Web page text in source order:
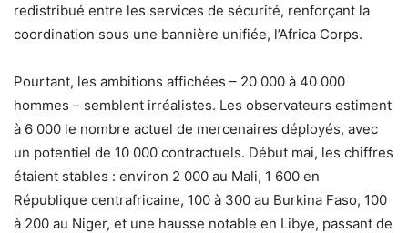
redistribué entre les services de sécurité, renforçant la
coordination sous une bannière unifiée, l’Africa Corps.
Pourtant, les ambitions affichées – 20 000 à 40 000
hommes – semblent irréalistes. Les observateurs estiment
à 6 000 le nombre actuel de mercenaires déployés, avec
un potentiel de 10 000 contractuels. Début mai, les chiffres
étaient stables : environ 2 000 au Mali, 1 600 en
République centrafricaine, 100 à 300 au Burkina Faso, 100
à 200 au Niger, et une hausse notable en Libye, passant de